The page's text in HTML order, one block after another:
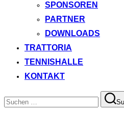
SPONSOREN
PARTNER
DOWNLOADS
TRATTORIA
TENNISHALLE
KONTAKT
Suchen
nach: